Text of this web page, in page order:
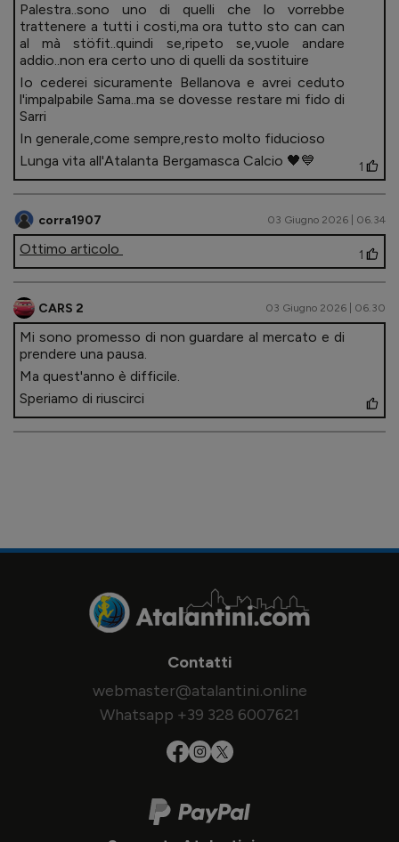
Palestra..sono uno di quelli che lo vorrebbe
trattenere a tutti i costi,ma ora tutto sto can can
al mà stöfit..quindi se,ripeto se,vuole andare
addio..non era certo uno di quelli da sostituire
Io cederei sicuramente Bellanova e avrei ceduto
l'impalpabile Sama..ma se dovesse restare mi fido di
Sarri
In generale,come sempre,resto molto fiducioso
Lunga vita all'Atalanta Bergamasca Calcio 🖤💙
1
corra1907 03 Giugno 2026 | 06.34
Ottimo articolo 1
CARS 2 03 Giugno 2026 | 06.30
Mi sono promesso di non guardare al mercato e di
prendere una pausa.
Ma quest'anno è difficile.
Speriamo di riuscirci
Contatti
webmaster@atalantini.online
Whatsapp +39 328 6007621